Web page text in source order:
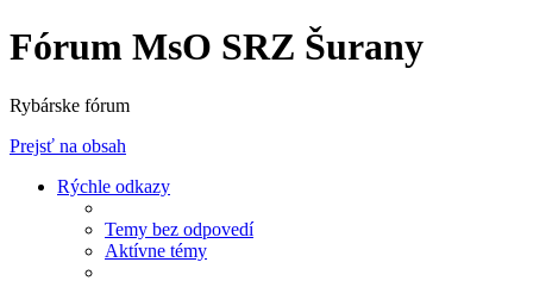
Fórum MsO SRZ Šurany
Rybárske fórum
Prejsť na obsah
Rýchle odkazy
Temy bez odpovedí
Aktívne témy